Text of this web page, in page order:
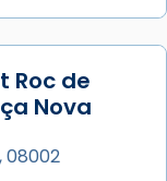
Roc de
Nova
08002